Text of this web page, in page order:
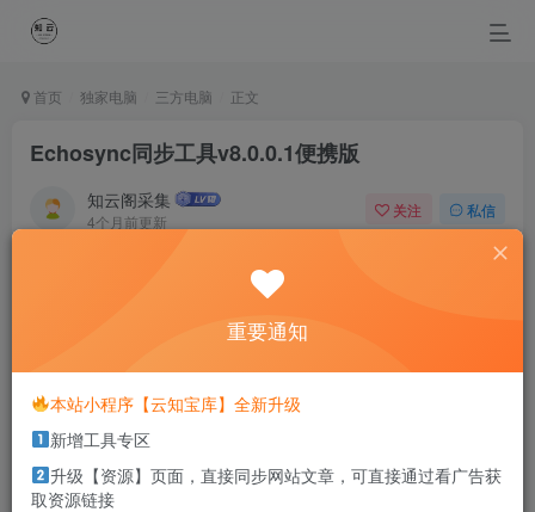
首页 独家电脑 三方电脑 正文
Echosync同步工具v8.0.0.1便携版
知云阁采集
4个月前更新
关注 私信
Death comes to all, but great achievements raise a
monument which shall endure until the sun grows old.
本站部分资源打包为压缩包以方便分享，涉及较多
解压密码，如果你下载的资源需要解压密码，请点
击解压密码 查看
重要通知
本站小程序【云知宝库】全新升级
新增工具专区
升级【资源】页面，直接同步网站文章，可直接通过看广告获
取资源链接